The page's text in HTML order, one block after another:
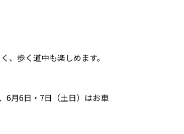
、歩く道中も楽しめます。
6月6日・7日（土日）はお車